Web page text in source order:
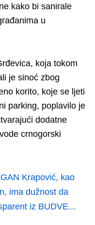
kako bi sanirale
u
koja tokom
je sinoć zbog
korito, koje se ljeti
parking, poplavilo je
dodatne
crnogorski
Krapović, kao
ima dužnost da
iz BUDVE...